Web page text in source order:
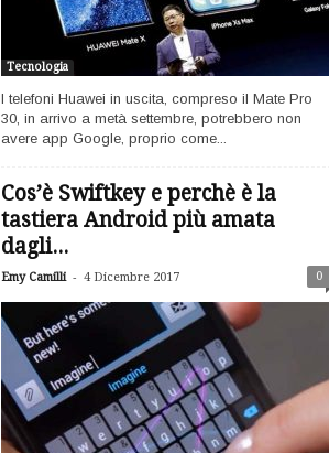
Tecnologia
I telefoni Huawei in uscita, compreso il Mate Pro
30, in arrivo a metà settembre, potrebbero non
avere app Google, proprio come...
Cos’è Swiftkey e perchè è la
tastiera Android più amata
dagli...
Emy Camilli - 4 Dicembre 2017 0